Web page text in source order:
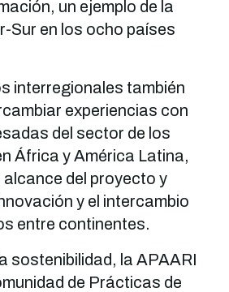
un ejemplo de la
Sur en los ocho países
interregionales también
experiencias con
del sector de los
África y América Latina,
alcance del proyecto y
y el intercambio
entre continentes.
sostenibilidad, la APAARI
de Prácticas de